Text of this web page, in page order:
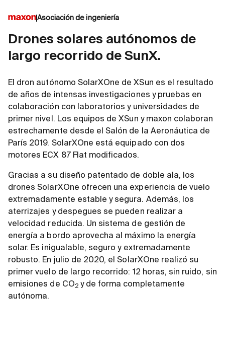
Asociación de ingeniería
Drones solares autónomos de
largo recorrido de SunX.
El dron autónomo SolarXOne de XSun es el resultado
de años de intensas investigaciones y pruebas en
colaboración con laboratorios y universidades de
primer nivel. Los equipos de XSun y maxon colaboran
estrechamente desde el Salón de la Aeronáutica de
París 2019. SolarXOne está equipado con dos
motores ECX 87 Flat modificados.
Gracias a su diseño patentado de doble ala, los
drones SolarXOne ofrecen una experiencia de vuelo
extremadamente estable y segura. Además, los
aterrizajes y despegues se pueden realizar a
velocidad reducida. Un sistema de gestión de
energía a bordo aprovecha al máximo la energía
solar. Es inigualable, seguro y extremadamente
robusto. En julio de 2020, el SolarXOne realizó su
primer vuelo de largo recorrido: 12 horas, sin ruido, sin
emisiones de CO2y de forma completamente
autónoma.